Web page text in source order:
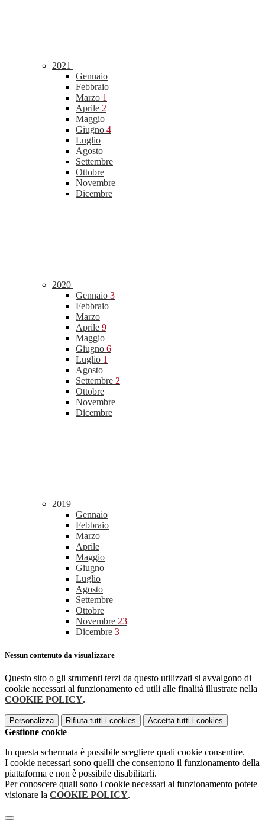
2021
Gennaio
Febbraio
Marzo 1
Aprile 2
Maggio
Giugno 4
Luglio
Agosto
Settembre
Ottobre
Novembre
Dicembre
2020
Gennaio 3
Febbraio
Marzo
Aprile 9
Maggio
Giugno 6
Luglio 1
Agosto
Settembre 2
Ottobre
Novembre
Dicembre
2019
Gennaio
Febbraio
Marzo
Aprile
Maggio
Giugno
Luglio
Agosto
Settembre
Ottobre
Novembre 23
Dicembre 3
Nessun contenuto da visualizzare
Questo sito o gli strumenti terzi da questo utilizzati si avvalgono di
cookie necessari al funzionamento ed utili alle finalità illustrate nella
COOKIE POLICY.
Personalizza Rifiuta tutti i cookies Accetta tutti i cookies
Gestione cookie
In questa schermata è possibile scegliere quali cookie consentire.
I cookie necessari sono quelli che consentono il funzionamento della
piattaforma e non è possibile disabilitarli.
Per conoscere quali sono i cookie necessari al funzionamento potete
visionare la COOKIE POLICY.